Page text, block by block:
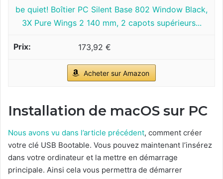
be quiet! Boîtier PC Silent Base 802 Window Black,
3X Pure Wings 2 140 mm, 2 capots supérieurs...
173,92 €
Acheter sur Amazon
Installation de macOS sur PC
Nous avons vu dans l’article précédent, comment créer
votre clé USB Bootable. Vous pouvez maintenant l’insérez
dans votre ordinateur et la mettre en démarrage
principale. Ainsi cela vous permettra de démarrer